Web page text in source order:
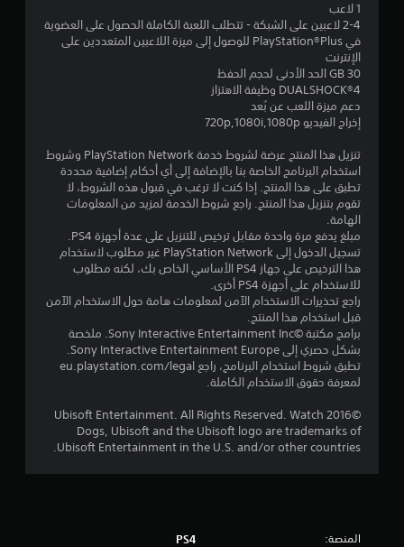
م
ن
ج
و
م
م
ن
إ
ج
م
ا
ل
1 لاعب
2-4 لاعبين على الشبكة - تتطلب اللعبة الكاملة الحصول على العضوية
في PlayStation®Plus للوصول إلى ميزة اللاعبين المتعددين على
الإنترنت
30 GB الحد الأدنى لحجم الحفظ
DUALSHOCK‎®4 وظيفة الاهتزاز
دعم ميزة اللعب عن بُعد
إخراج الفيديو 720p,1080i,1080p
تنزيل هذا المنتج عرضة لشروط خدمة PlayStation Network وشروط
استخدام البرنامج الخاصة بنا بالإضافة إلى أي أحكام إضافية محددة
تطبق على هذا المنتج. إذا كنت لا ترغب في قبول هذه الشروط، لا
تقوم بتنزيل هذا المنتج. راجع شروط الخدمة لمزيد من المعلومات
الهامة.
مبلغ يدفع مرة واحدة مقابل ترخيص للتنزيل على عدة أجهزة PS4.
تسجيل الدخول إلى PlayStation Network غير مطلوب لاستخدام
هذا الترخيص على جهاز PS4 الأساسي الخاص بك، لكنه مطلوب
للاستخدام على أجهزة PS4 أخرى.
راجع تحذيرات الاستخدام الآمن لمعلومات هامة حول الاستخدام الآمن
قبل استخدام هذا المنتج.
برامج مكتبة ©Sony Interactive Entertainment Inc. ملخصة
بشكل حصري إلى Sony Interactive Entertainment Europe.
تطبق شروط استخدام البرنامج، راجع eu.playstation.com/legal
لمعرفة حقوق الاستخدام الكاملة.
©2016 Ubisoft Entertainment. All Rights Reserved. Watch
Dogs, Ubisoft and the Ubisoft logo are trademarks of
Ubisoft Entertainment in the U.S. and/or other countries.
المنصة: PS4